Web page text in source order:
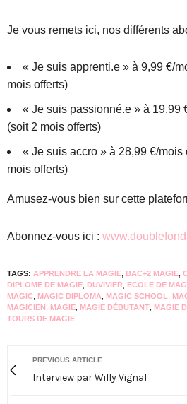
Je vous remets ici, nos différents
« Je suis apprenti.e » à 9,99 €/
mois offerts)
« Je suis passionné.e » à 19,99
(soit 2 mois offerts)
« Je suis accro » à 28,99 €/mois
mois offerts)
Amusez-vous bien sur cette
Abonnez-vous ici :
TAGS: APPRENDRE LA MAGIE BAC+2 MAGIE
DIPLOME DE MAGIE DUVIVIER ECOLE DE
MAGIC MAGIC DIPLOMA MAGIC SCHOOL
MAGICIEN
MAGIE MAGIE DÉBUTANT MAGIE
TOURS DE MAGIE
PREVIOUS ARTICLE
Interview par Willy Vignal